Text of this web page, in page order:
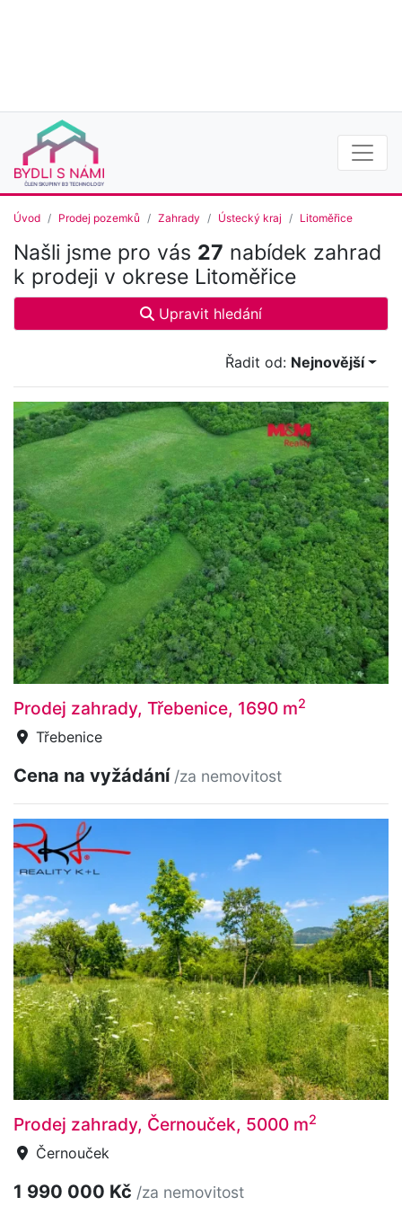
Úvod Prodej pozemků Zahrady Ústecký kraj Litoměřice
Našli jsme pro vás 27 nabídek zahrad
k prodeji v okrese Litoměřice
Upravit hledání
Řadit od: Nejnovější
Prodej zahrady, Třebenice, 1690 m2
Třebenice
Cena na vyžádání /za nemovitost
Prodej zahrady, Černouček, 5000 m2
Černouček
1 990 000 Kč /za nemovitost